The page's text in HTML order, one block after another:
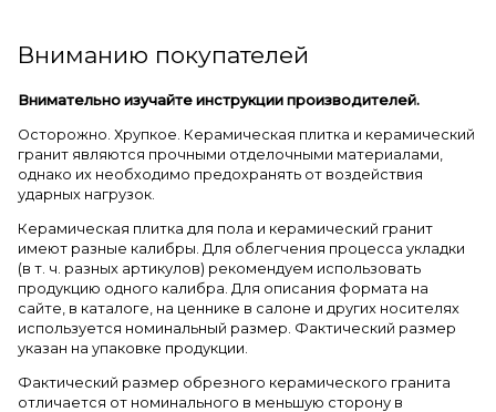
Вниманию покупателей
Внимательно изучайте инструкции производителей.
Осторожно. Хрупкое. Керамическая плитка и керамический
гранит являются прочными отделочными материалами,
однако их необходимо предохранять от воздействия
ударных нагрузок.
Керамическая плитка для пола и керамический гранит
имеют разные калибры. Для облегчения процесса укладки
(в т. ч. разных артикулов) рекомендуем использовать
продукцию одного калибра. Для описания формата на
сайте, в каталоге, на ценнике в салоне и других носителях
используется номинальный размер. Фактический размер
указан на упаковке продукции.
Фактический размер обрезного керамического гранита
отличается от номинального в меньшую сторону в